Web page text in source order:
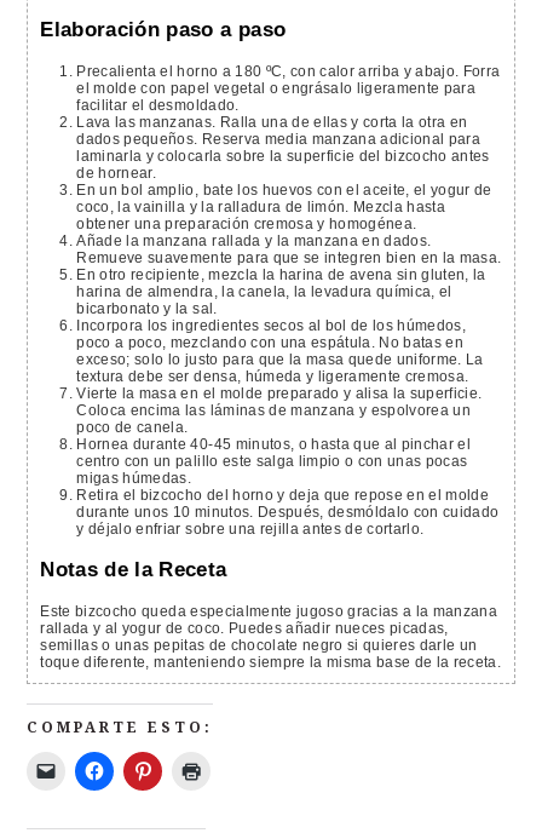
Elaboración paso a paso
Precalienta el horno a 180 ºC, con calor arriba y abajo. Forra
el molde con papel vegetal o engrásalo ligeramente para
facilitar el desmoldado.
Lava las manzanas. Ralla una de ellas y corta la otra en
dados pequeños. Reserva media manzana adicional para
laminarla y colocarla sobre la superficie del bizcocho antes
de hornear.
En un bol amplio, bate los huevos con el aceite, el yogur de
coco, la vainilla y la ralladura de limón. Mezcla hasta
obtener una preparación cremosa y homogénea.
Añade la manzana rallada y la manzana en dados.
Remueve suavemente para que se integren bien en la masa.
En otro recipiente, mezcla la harina de avena sin gluten, la
harina de almendra, la canela, la levadura química, el
bicarbonato y la sal.
Incorpora los ingredientes secos al bol de los húmedos,
poco a poco, mezclando con una espátula. No batas en
exceso; solo lo justo para que la masa quede uniforme. La
textura debe ser densa, húmeda y ligeramente cremosa.
Vierte la masa en el molde preparado y alisa la superficie.
Coloca encima las láminas de manzana y espolvorea un
poco de canela.
Hornea durante 40-45 minutos, o hasta que al pinchar el
centro con un palillo este salga limpio o con unas pocas
migas húmedas.
Retira el bizcocho del horno y deja que repose en el molde
durante unos 10 minutos. Después, desmóldalo con cuidado
y déjalo enfriar sobre una rejilla antes de cortarlo.
Notas de la Receta
Este bizcocho queda especialmente jugoso gracias a la manzana
rallada y al yogur de coco. Puedes añadir nueces picadas,
semillas o unas pepitas de chocolate negro si quieres darle un
toque diferente, manteniendo siempre la misma base de la receta.
COMPARTE ESTO: